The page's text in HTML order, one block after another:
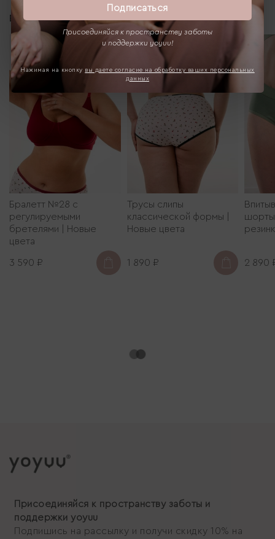
Подписаться
Присоединяйся к пространству заботы
и поддержки yoyuu!
Нажимая на кнопку вы даете согласие на обработку ваших персональных
данных
Вам может понравиться
Бралетт №28 с
регулируемыми
бретелями | Новые
цвета
3 590 ₽
Трусы слипы
классической формы |
Новые цвета
1 890 ₽ 2 890
Присоединяйся к пространству заботы и
поддержки yoyuu
Подпишись на рассылку и получи скидку 10% на